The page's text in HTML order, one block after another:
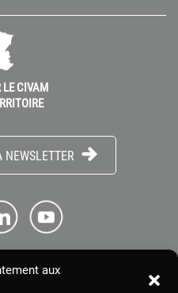
aux
LE CIVAM